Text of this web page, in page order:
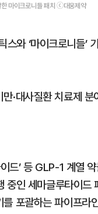
마이크로니들 패치 ⓒ대웅제약
스와 ‘마이크로니들
·대사질환 치료제
드’ 등 GLP-1 계열
중인 세마글루타이드
포괄하는 파이프라